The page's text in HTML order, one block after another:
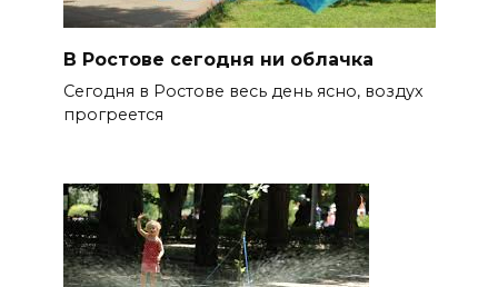
В Ростове сегодня ни облачка
Сегодня в Ростове весь день ясно, воздух
прогреется